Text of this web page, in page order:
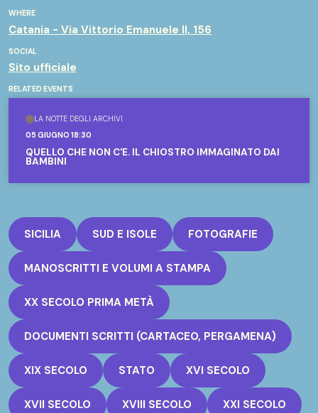
WHERE
Catania - Via Vittorio Emanuele II, 156
SOCIAL
Sito ufficiale
RELATED EVENTS
LA NOTTE DEGLI ARCHIVI
05 GIUGNO 18:30
QUELLO CHE NON C'È. IL CHIOSTRO IMMAGINATO DAI
BAMBINI
SICILIA SUD E ISOLE FOTOGRAFIE
MANOSCRITTI E VOLUMI A STAMPA
XX SECOLO PRIMA METÀ
DOCUMENTI SCRITTI (CARTACEO, PERGAMENA)
XIX SECOLO STATO XVI SECOLO
XVII SECOLO XVIII SECOLO XXI SECOLO